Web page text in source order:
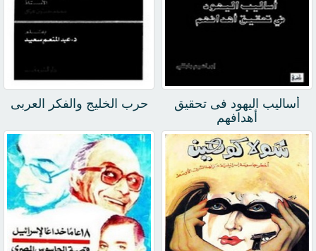
أساليب اليهود فى تحقيق
أهدافهم
حرب الخليج والفكر العربى